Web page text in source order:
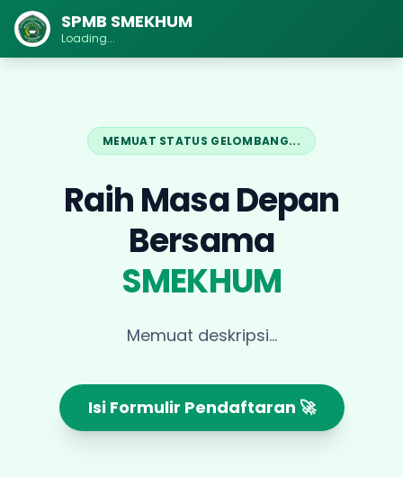
SPMB SMEKHUM
Loading...
MEMUAT STATUS GELOMBANG...
Raih Masa Depan
Bersama
SMEKHUM
Memuat deskripsi...
Isi Formulir Pendaftaran 🚀